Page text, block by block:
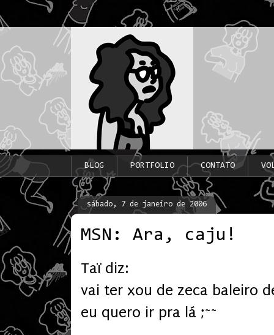
BLOG PORTFOLIO CONTATO
sábado, 7 de janeiro de 2006
MSN: Ara, caju!
Taï diz:
vai ter xou de zeca baleiro
eu quero ir pra lá ;~~